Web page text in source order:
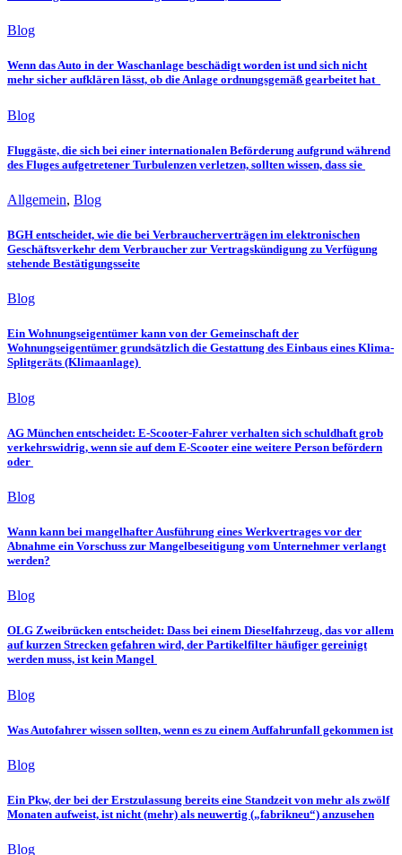
Blog
Wenn das Auto in der Waschanlage beschädigt worden ist und sich nicht
mehr sicher aufklären lässt, ob die Anlage ordnungsgemäß gearbeitet hat
Blog
Fluggäste, die sich bei einer internationalen Beförderung aufgrund während
des Fluges aufgetretener Turbulenzen verletzen, sollten wissen, dass sie
Allgemein, Blog
BGH entscheidet, wie die bei Verbraucherverträgen im elektronischen
Geschäftsverkehr dem Verbraucher zur Vertragskündigung zu Verfügung
stehende Bestätigungsseite
Blog
Ein Wohnungseigentümer kann von der Gemeinschaft der
Wohnungseigentümer grundsätzlich die Gestattung des Einbaus eines Klima-
Splitgeräts (Klimaanlage)
Blog
AG München entscheidet: E-Scooter-Fahrer verhalten sich schuldhaft grob
verkehrswidrig, wenn sie auf dem E-Scooter eine weitere Person befördern
oder
Blog
Wann kann bei mangelhafter Ausführung eines Werkvertrages vor der
Abnahme ein Vorschuss zur Mangelbeseitigung vom Unternehmer verlangt
werden?
Blog
OLG Zweibrücken entscheidet: Dass bei einem Dieselfahrzeug, das vor allem
auf kurzen Strecken gefahren wird, der Partikelfilter häufiger gereinigt
werden muss, ist kein Mangel
Blog
Was Autofahrer wissen sollten, wenn es zu einem Auffahrunfall gekommen ist
Blog
Ein Pkw, der bei der Erstzulassung bereits eine Standzeit von mehr als zwölf
Monaten aufweist, ist nicht (mehr) als neuwertig („fabrikneu“) anzusehen
Blog